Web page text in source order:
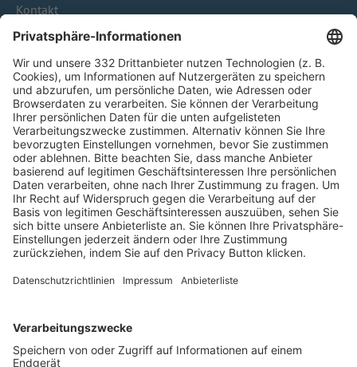
Kontakt
HÄUFIG BESUCHTE SEITEN
Pässe und Vereinswechsel
Trainerausbildung
Schulungsangebot Vereinsmitarbeiter
BFV-Geschäftsstellen
Trainerbörse
Login SpielPlus
FOLGE DEM BFV
TOP-VEREINE